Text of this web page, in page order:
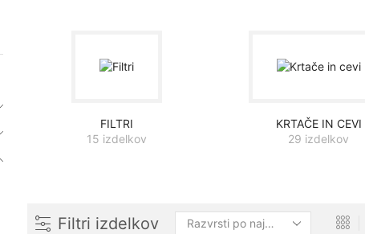
FILTRI
15 izdelkov
KRTAČE IN CEVI
29 izdelkov
Filtri izdelkov